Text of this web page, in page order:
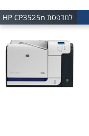
למדפסת HP CP3525n